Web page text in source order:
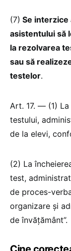
(7) Se
asistentului să
la rezolvarea
sau să
testelor.
Art. 17. — (1)
testului,
de la elevi,
(2) La
test,
de proces-
organizare și
de învățământ”.